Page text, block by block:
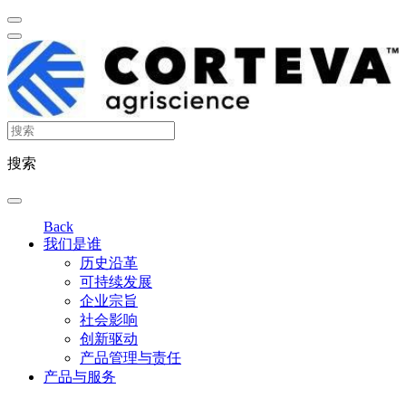
搜索
Back
我们是谁
历史沿革
可持续发展
企业宗旨
社会影响
创新驱动
产品管理与责任
产品与服务